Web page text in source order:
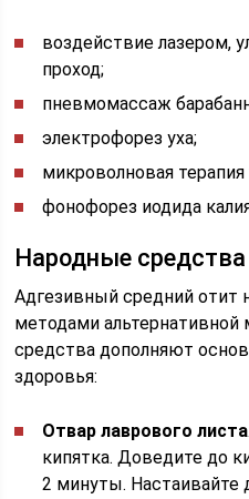
воздействие лазером,
проход;
пневмомассаж
электрофорез уха;
микроволновая
фонофорез иодида
Народные средства
Адгезивный средний отит
методами
средства дополняют
здоровья:
Отвар лаврового листа
кипятка. Доведите до
2 минуты. Настаивайте